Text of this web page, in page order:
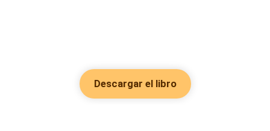
Descargar el libro